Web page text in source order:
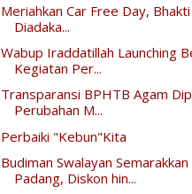
Meriahkan Car Free Day,
Diadaka...
Wabup Iraddatillah Launching
Kegiatan Per...
Transparansi BPHTB Agam
Perubahan M...
Perbaiki "Kebun"Kita
Budiman Swalayan Semarakkan
Padang, Diskon hin...